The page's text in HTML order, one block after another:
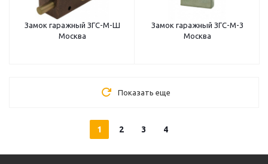
Замок гаражный ЗГС-М-Ш
Москва
Замок гаражный ЗГС-М-3
Москва
Показать еще
1 2 3 4